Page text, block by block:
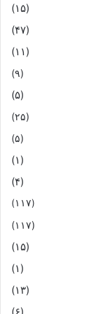
(۱۵)
(۴۷)
(۱۱)
(۹)
(۵)
(۲۵)
(۵)
(۱)
(۴)
(۱۱۷)
(۱۱۷)
(۱۵)
(۱)
(۱۳)